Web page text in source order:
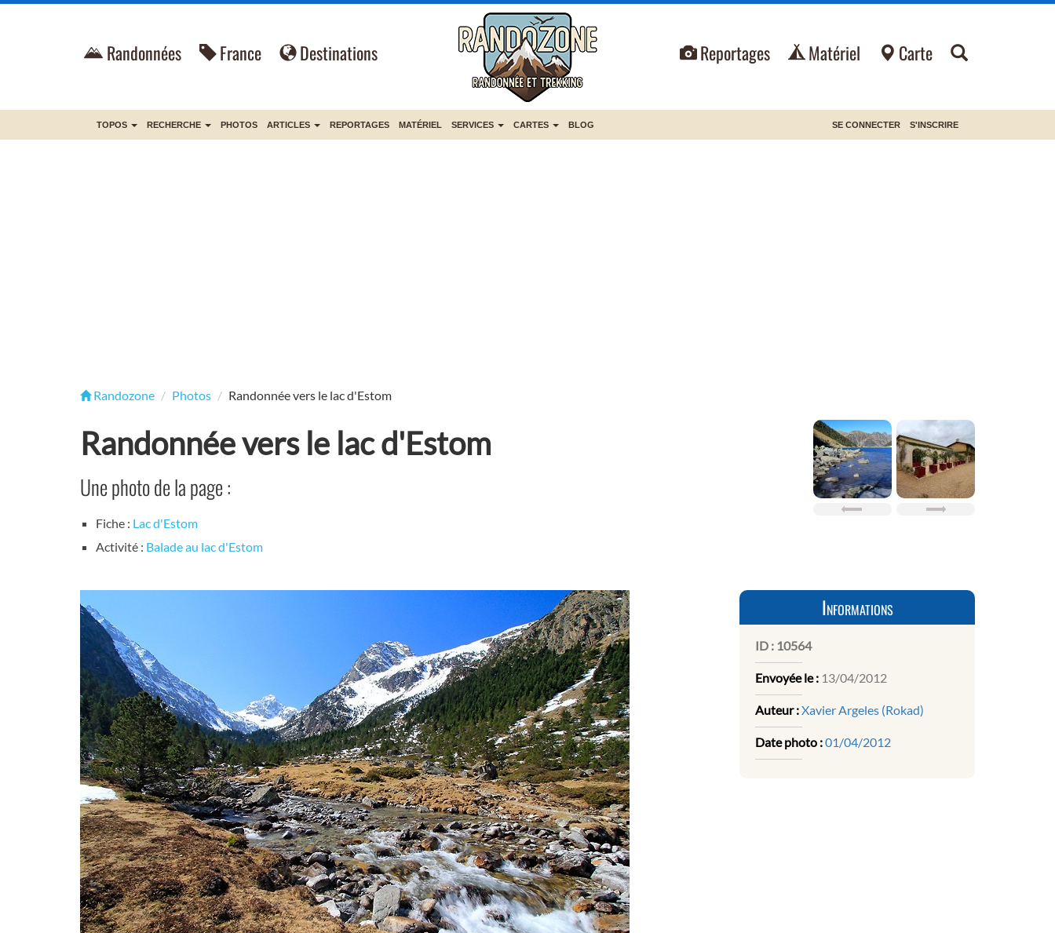
Randonnées France Destinations Reportages Matériel Carte
TOPOS RECHERCHE PHOTOS ARTICLES REPORTAGES MATÉRIEL SERVICES CARTES BLOG SE CONNECTER S'INSCRIRE
Randozone Photos Randonnée vers le lac d'Estom
Randonnée vers le lac d'Estom
Une photo de la page :
Fiche : Lac d'Estom
Activité : Balade au lac d'Estom
Informations
ID : 10564
Envoyée le : 13/04/2012
Auteur :Xavier Argeles (Rokad)
Date photo :01/04/2012